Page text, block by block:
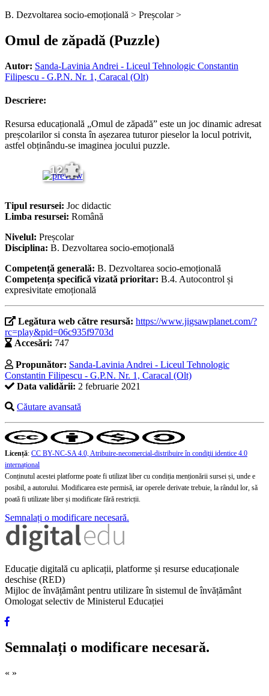
B. Dezvoltarea socio-emoțională > Preșcolar >
Omul de zăpadă (Puzzle)
Autor: Sanda-Lavinia Andrei - Liceul Tehnologic Constantin
Filipescu - G.P.N. Nr. 1, Caracal (Olt)
Descriere:
Resursa educațională „Omul de zăpadă” este un joc dinamic adresat
preșcolarilor si consta în așezarea tuturor pieselor la locul potrivit,
astfel obținându-se imaginea jocului puzzle.
12
Tipul resursei: Joc didactic
Limba resursei: Română
Nivelul: Preșcolar
Disciplina: B. Dezvoltarea socio-emoțională
Competență generală: B. Dezvoltarea socio-emoțională
Competența specifică vizată prioritar: B.4. Autocontrol și
expresivitate emoțională
Legătura web către resursă: https://www.jigsawplanet.com/?
rc=play&pid=06c935f9703d
Accesări: 747
Propunător: Sanda-Lavinia Andrei - Liceul Tehnologic
Constantin Filipescu - G.P.N. Nr. 1, Caracal (Olt)
Data validării: 2 februarie 2021
Căutare avansată
Licență: CC BY-NC-SA 4.0, Atribuire-necomercial-distribuire în condiţii identice 4.0
internațional
Conținutul acestei platforme poate fi utilizat liber cu condiția menționării sursei și, unde e
posibil, a autorului. Modificarea este permisă, iar operele derivate trebuie, la rândul lor, să
poată fi utilizate liber și modificate fără restricții.
Semnalați o modificare necesară.
Educație digitală cu aplicații, platforme și resurse educaționale
deschise (RED)
Mijloc de învățământ pentru utilizare în sistemul de învățământ
Omologat selectiv de Ministerul Educației
Semnalați o modificare necesară.
« »